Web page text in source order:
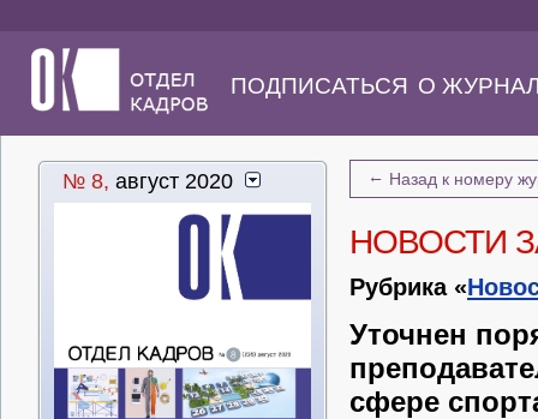
ПОДПИСАТЬСЯ О
№ 8, август 2020 ← Назад к номеру
НОВОСТИ
Рубрика «
Уточнен
сфере